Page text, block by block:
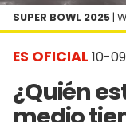
ES OFICIAL 10-
¿Quién
SUPER BOWL 2025 |